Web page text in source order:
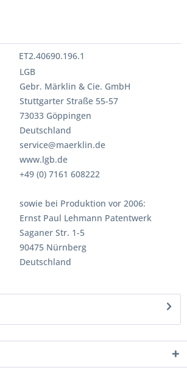
ET2.40690.196.1
LGB
Gebr. Märklin & Cie. GmbH
Stuttgarter Straße 55-57
73033 Göppingen
Deutschland
service@maerklin.de
www.lgb.de
+49 (0) 7161 608222
sowie bei Produktion vor 2006:
Ernst Paul Lehmann Patentwerk
Saganer Str. 1-5
90475 Nürnberg
Deutschland